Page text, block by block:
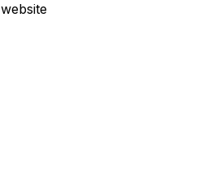
website